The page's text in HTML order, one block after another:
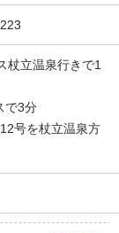
杖立温泉行きで1
で3分
号を杖立温泉方